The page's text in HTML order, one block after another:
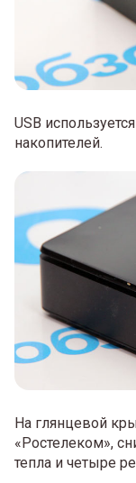
USB
накопителей.
На глянцевой
«Ростелеком»,
тепла и четыре